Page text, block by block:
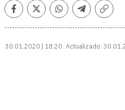
FacebookTwitterWhatsappTelegramCopiar
30.01.2020 | 18:20 Actualizado: